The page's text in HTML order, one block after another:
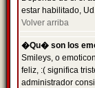
estar habilitado,
Volver arriba
�Qu� son los
Smileys, o
feliz, :( significa
administrador